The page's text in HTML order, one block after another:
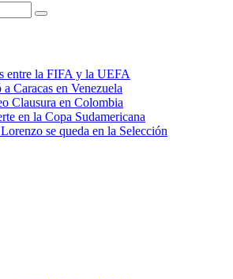
entre la FIFA y la UEFA
Caracas en Venezuela
Clausura en Colombia
en la Copa Sudamericana
se queda en la Selección